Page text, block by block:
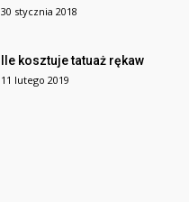
30 stycznia 2018
Ile kosztuje tatuaż rękaw
11 lutego 2019